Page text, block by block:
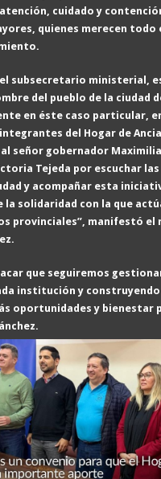
cuidado y
es, quienes merecen todo
subsecretario ministerial,
del pueblo de la ciudad
en éste caso particular,
del Hogar de
señor gobernador
Tejeda por escuchar las
y acompañar esta
la solidaridad con la que
provinciales”, manifestó
.
que seguiremos
institución y
oportunidades y bienestar
.